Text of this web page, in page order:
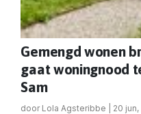
Gemengd wonen
gaat woningnood
Sam
door Lola Agsteribbe 20